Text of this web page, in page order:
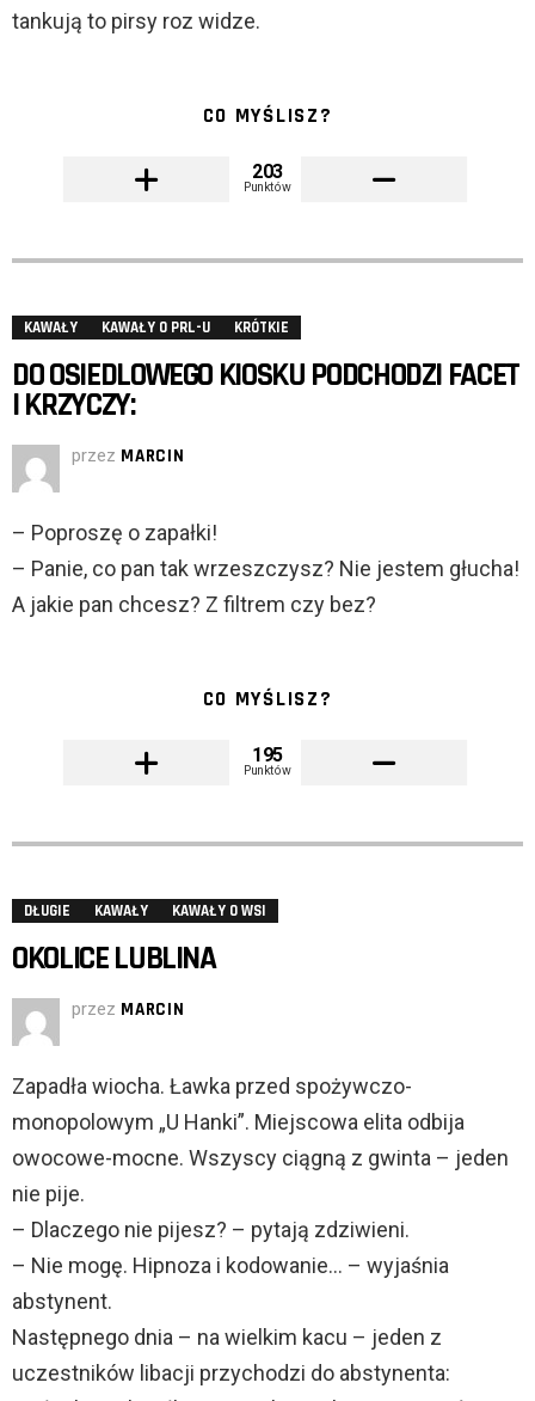
tankują to pirsy roz widze.
CO MYŚLISZ?
203
Punktów
KAWAŁY KAWAŁY O PRL-U KRÓTKIE
DO OSIEDLOWEGO KIOSKU PODCHODZI FACET
I KRZYCZY:
przez MARCIN
– Poproszę o zapałki!
– Panie, co pan tak wrzeszczysz? Nie jestem głucha!
A jakie pan chcesz? Z filtrem czy bez?
CO MYŚLISZ?
195
Punktów
DŁUGIE KAWAŁY KAWAŁY O WSI
OKOLICE LUBLINA
przez MARCIN
Zapadła wiocha. Ławka przed spożywczo-
monopolowym „U Hanki”. Miejscowa elita odbija
owocowe-mocne. Wszyscy ciągną z gwinta – jeden
nie pije.
– Dlaczego nie pijesz? – pytają zdziwieni.
– Nie mogę. Hipnoza i kodowanie… – wyjaśnia
abstynent.
Następnego dnia – na wielkim kacu – jeden z
uczestników libacji przychodzi do abstynenta: